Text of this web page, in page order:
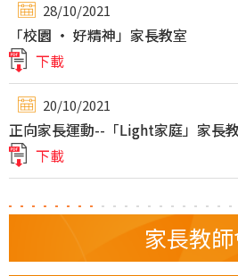
28/10/2021
「校園 ‧ 好精神」家長教室
下載
20/10/2021
正向家長運動--「Light家庭」家長
下載
家長教